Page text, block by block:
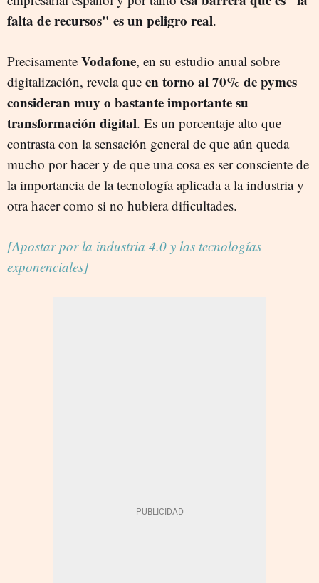
falta de recursos" es un peligro real.
Precisamente Vodafone, en su estudio anual sobre
digitalización, revela que en torno al 70% de pymes
consideran muy o bastante importante su
transformación digital. Es un porcentaje alto que
contrasta con la sensación general de que aún queda
mucho por hacer y de que una cosa es ser consciente de
la importancia de la tecnología aplicada a la industria y
otra hacer como si no hubiera dificultades.
[Apostar por la industria 4.0 y las tecnologías
exponenciales]